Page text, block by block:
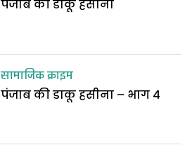
पंजाब की डाकू हसीना
सामाजिक क्राइम
पंजाब की डाकू हसीना – भाग 4